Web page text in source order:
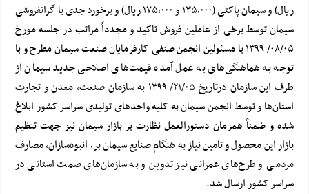
ریال) و سیمان پاکتی (۱۳۵،۰۰۰ و ۱۷۵،۰۰۰ ریال) و برخورد جدی با گرانفروشی
سیمان توسط برخی از عاملین فروش تاکید و مجدداً مراتب در جلسه مورخ
۰۸/۰۵/ ۱۳۹۹ با مسئولین انجمن صنفی کارفرمایان صنعت سیمان مطرح و با
توجه به هماهنگی‌های به عمل آمده قیمت‌های اصلاحی جدید سیمان از
طرف این سازمان درتاریخ ۲۱/۰۵/ ۱۳۹۹ به سازمان‌ صنعت، معدن و تجارت
استان‌ها و توسط انجمن سیمان به کلیه واحدهای تولیدی سراسر کشور ابلاغ
شده و ضمناً همزمان دستورالعمل نظارت بر بازار سیمان نیز جهت تنظیم
بازار این محصول و تامین نیاز به هنگام صنایع سیمان بر، انبوه‌سازان، مصارف
مردمی و طرح‌های عمرانی نیز تدوین و به سازمان‌های صمت استانی در
سراسر کشور ارسال شد.